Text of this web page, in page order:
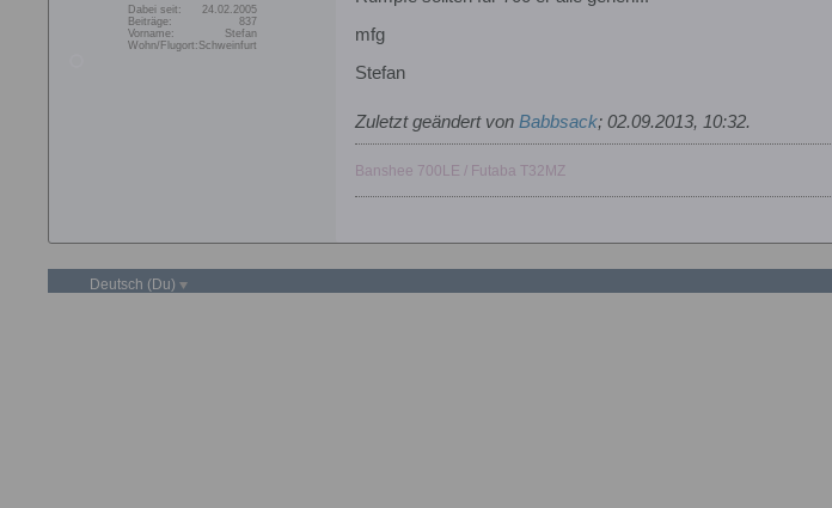
Dabei seit:
24.02.2005
Beiträge:
837
Vorname:
Stefan
Wohn/Flugort: Schweinfurt
mfg
Stefan
Zuletzt geändert von Babbsack; 02.09.2013, 10:32.
Banshee 700LE / Futaba T32MZ
Deutsch (Du)